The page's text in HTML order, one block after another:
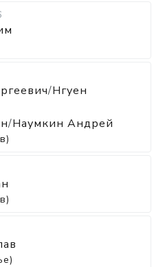
/Нгуен
/Наумкин Андрей